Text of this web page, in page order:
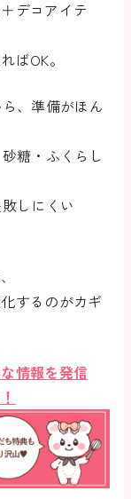
デコアイテ
ばOK。
、準備がほん
糖・ふくらし
しにくい
するのがカギ
情報を発信